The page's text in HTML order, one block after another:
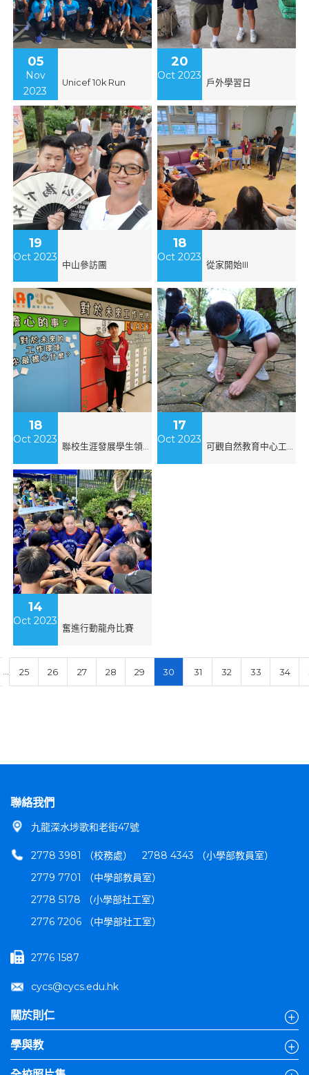
05
Nov
2023
Unicef 10k Run
20
Oct 2023
戶外學習日
19
Oct 2023
中山參訪團
18
Oct 2023
從家開始III
18
Oct 2023
聯校生涯發展學生領袖與商界對話論壇
17
Oct 2023
可觀自然教育中心工作坊(昆蟲)
14
Oct 2023
奮進行動龍舟比賽
… 25 26 27 28 29 30 31 32 33 34
聯絡我們
九龍深水埗歌和老街47號
2778 3981 （校務處）
2788 4343 （小學部教員室）
2779 7701 （中學部教員室）
2778 5178 （小學部社工室）
2776 7206 （中學部社工室）
2776 1587
cycs@cycs.edu.hk
關於則仁
學與教